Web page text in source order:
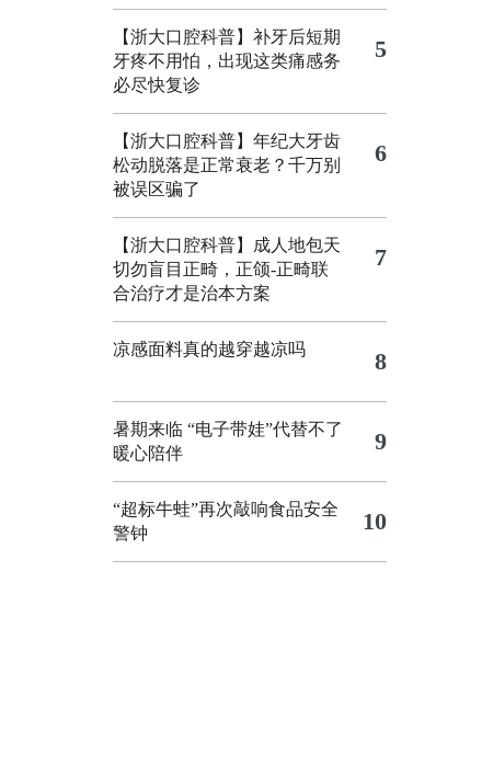
【浙大口腔科普】补牙后短期
牙疼不用怕，出现这类痛感务
必尽快复诊
5
【浙大口腔科普】年纪大牙齿
松动脱落是正常衰老？千万别
被误区骗了
6
【浙大口腔科普】成人地包天
切勿盲目正畸，正颌‑正畸联
合治疗才是治本方案
7
凉感面料真的越穿越凉吗 8
暑期来临 “电子带娃”代替不了
暖心陪伴
9
“超标牛蛙”再次敲响食品安全
警钟
10